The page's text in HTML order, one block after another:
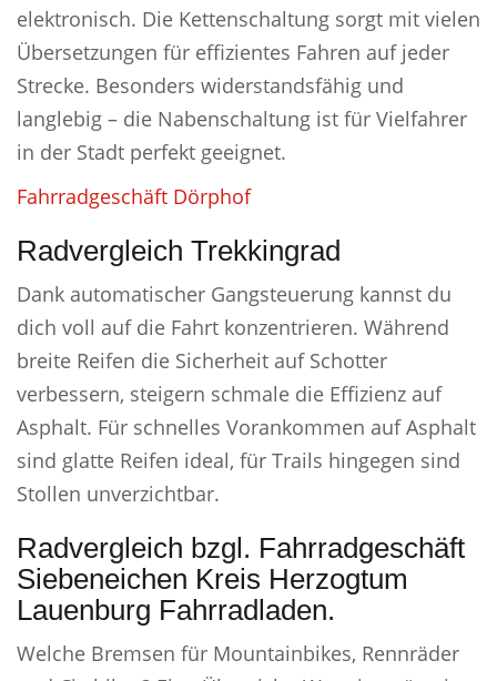
elektronisch. Die Kettenschaltung sorgt mit vielen
Übersetzungen für effizientes Fahren auf jeder
Strecke. Besonders widerstandsfähig und
langlebig – die Nabenschaltung ist für Vielfahrer
in der Stadt perfekt geeignet.
Fahrradgeschäft Dörphof
Radvergleich Trekkingrad
Dank automatischer Gangsteuerung kannst du
dich voll auf die Fahrt konzentrieren. Während
breite Reifen die Sicherheit auf Schotter
verbessern, steigern schmale die Effizienz auf
Asphalt. Für schnelles Vorankommen auf Asphalt
sind glatte Reifen ideal, für Trails hingegen sind
Stollen unverzichtbar.
Radvergleich bzgl. Fahrradgeschäft
Siebeneichen Kreis Herzogtum
Lauenburg Fahrradladen.
Welche Bremsen für Mountainbikes, Rennräder